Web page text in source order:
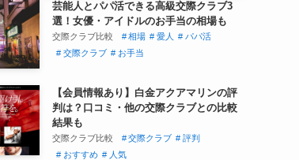
芸能人とパパ活できる高級交際クラブ3
選！女優・アイドルのお手当の相場も
交際クラブ比較 相場 愛人
パパ活
交際クラブ
お手当
【会員情報あり】白金アクアマリンの評
判は？口コミ・他の交際クラブとの比較
結果も
交際クラブ比較 交際クラブ
評判
おすすめ
人気